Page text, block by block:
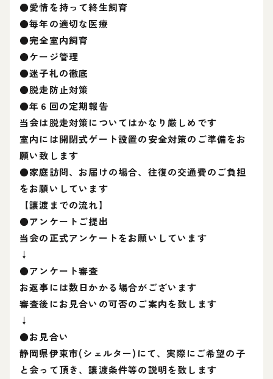
●愛情を持って終生飼育
●毎年の適切な医療
●完全室内飼育
●ケージ管理
●迷子札の徹底
●脱走防止対策
●年６回の定期報告
当会は脱走対策についてはかなり厳しめです
室内には開閉式ゲート設置の安全対策のご準備をお
願い致します
●家庭訪問、お届けの場合、往復の交通費のご負担
をお願いしています
【讓渡までの流れ】
●アンケートご提出
当会の正式アンケートをお願いしています
↓
●アンケート審査
お返事には数日かかる場合がございます
審査後にお見合いの可否のご案内を致します
↓
●お見合い
静岡県伊東市(シェルター)にて、実際にご希望の子
と会って頂き、讓渡条件等の説明を致します